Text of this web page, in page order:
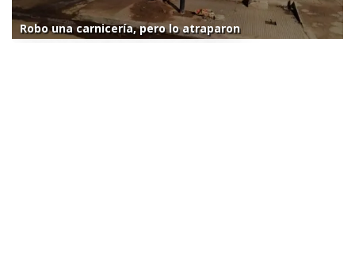
Robo una carnicería, pero lo atraparon